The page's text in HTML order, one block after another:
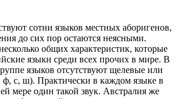
сотни языков местных аборигенов,
до сих пор остаются неясными.
общих характеристик, которые
языки среди всех прочих в мире. В
языков отсутствуют щелевые или
с, ш). Практически в каждом языке в
мере один такой звук. Австралия же